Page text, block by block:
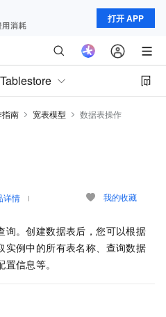
打开 APP
指南 宽表模型 数据表操作
详情 我的收藏
询。创建数据表后，您可以根据
实例中的所有表名称、查询数据
信息等。